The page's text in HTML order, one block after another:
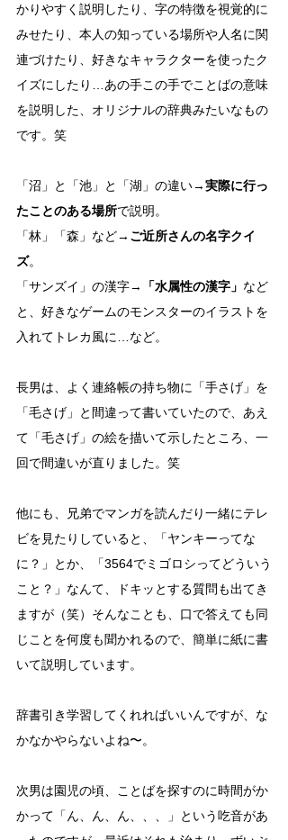
かりやすく説明したり、字の特徴を視覚的に
みせたり、本人の知っている場所や人名に関
連づけたり、好きなキャラクターを使ったク
イズにしたり…あの手この手でことばの意味
を説明した、オリジナルの辞典みたいなもの
です。笑
「沼」と「池」と「湖」の違い→実際に行っ
たことのある場所で説明。
「林」「森」など→ ご近所さんの名字クイ
ズ。
「サンズイ」の漢字→
「水属性の漢字」 など
と、好きなゲームのモンスターのイラストを
入れてトレカ風に…など。
長男は、よく連絡帳の持ち物に「手さげ」を
「毛さげ」と間違って書いていたので、あえ
て「毛さげ」の絵を描いて示したところ、一
回で間違いが直りました。笑
他にも、兄弟でマンガを読んだり一緒にテレ
ビを見たりしていると、「ヤンキーってな
に？」とか、「3564でミゴロシってどういう
こと？」なんて、ドキッとする質問も出てき
ますが（笑）そんなことも、口で答えても同
じことを何度も聞かれるので、簡単に紙に書
いて説明しています。
辞書引き学習してくれればいいんですが、な
かなかやらないよね〜。
次男は園児の頃、ことばを探すのに時間がか
かって「ん、ん、ん、、、」という吃音があ